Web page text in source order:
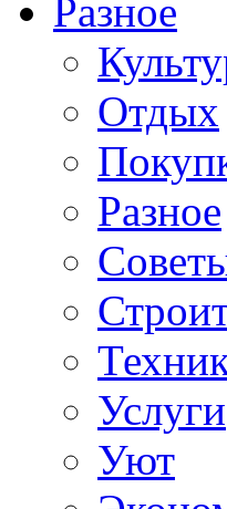
Разное
Отдых
Разное
Услуги
Уют